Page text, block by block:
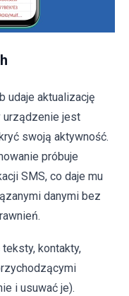
udaje aktualizację
urządzenie jest
swoją aktywność.
próbuje
SMS, co daje mu
danymi bez
kontakty,
i usuwać je).